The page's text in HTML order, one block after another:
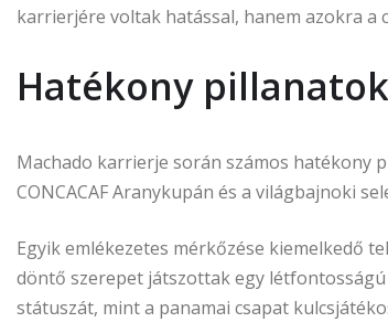
karrierjére voltak hatással, hanem azokra a
Hatékony
Machado karrierje során számos hatékony
CONCACAF Aranykupán és a világbajnoki
Egyik emlékezetes mérkőzése kiemelkedő
döntő szerepet játszottak egy
státuszát, mint a panamai csapat